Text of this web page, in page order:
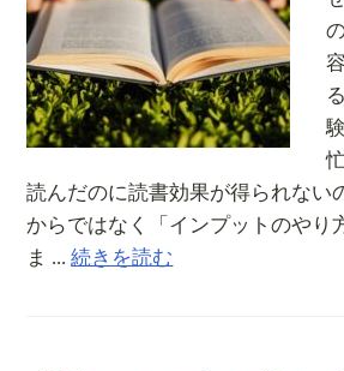
読んだのに読書効果が得られない
からではなく「インプットのやり
ま ...続きを読む